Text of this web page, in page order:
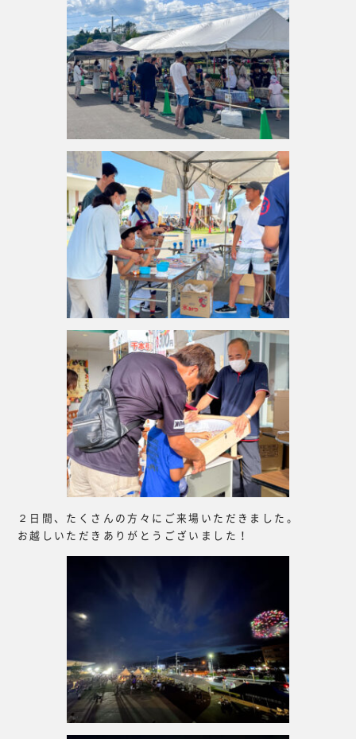
２日間、たくさんの方々にご来場いただきました。
お越しいただきありがとうございました！